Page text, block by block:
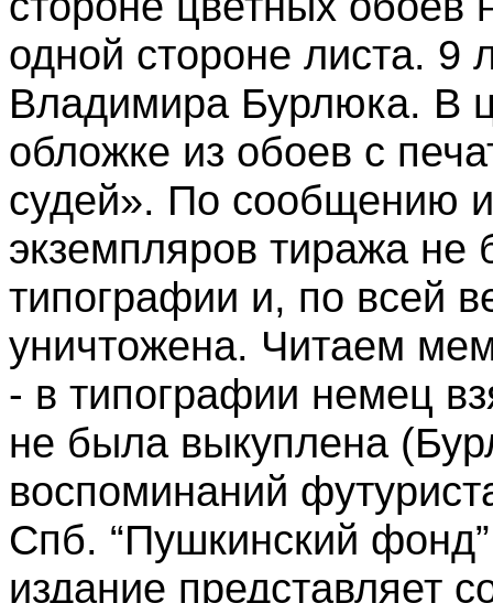
одной стороне листа. 9
Владимира Бурлюка. В
обложке из обоев с
судей». По сообщению
экземпляров тиража не
типографии и, по всей
уничтожена. Читаем
- в типографии немец
не была выкуплена
воспоминаний
Спб. “Пушкинский
издание представляет